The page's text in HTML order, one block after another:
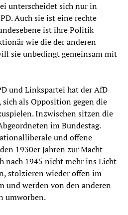
unterscheidet sich nur in
Auch sie ist eine rechte
ist ihre Politik
wie die der anderen
sie unbedingt gemeinsam mit
und Linkspartei hat der AfD
als Opposition gegen die
Inzwischen sitzen die
im Bundestag.
und offene
1930er Jahren zur Macht
nach 1945 nicht mehr ins Licht
stolzieren wieder offen im
und werden von den anderen
umworben.